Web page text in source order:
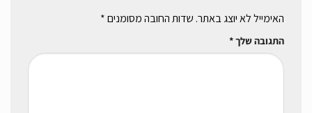
האימייל לא יוצג באתר. שדות החובה מסומנים*
התגובה שלך*